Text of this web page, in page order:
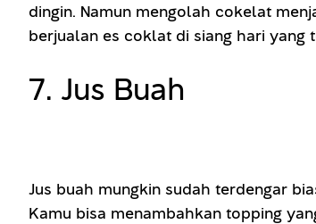
dingin. Namun mengolah cokelat
berjualan es coklat di siang hari yang
7. Jus Buah
Jus buah mungkin sudah terdengar
Kamu bisa menambahkan topping